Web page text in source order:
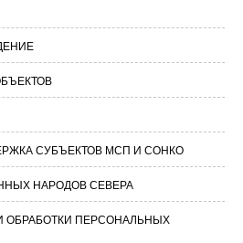
СУБЪЕКТОВ МСП И СОНКО
НАРОДОВ СЕВЕРА
ОБРАБОТКИ ПЕРСОНАЛЬНЫХ